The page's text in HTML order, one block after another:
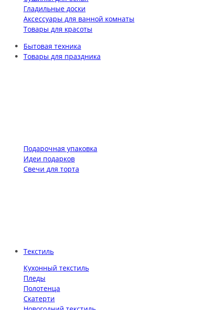
Гладильные доски
Аксессуары для ванной комнаты
Товары для красоты
Бытовая техника
Товары для праздника
Подарочная упаковка
Идеи подарков
Свечи для торта
Текстиль
Кухонный текстиль
Пледы
Полотенца
Скатерти